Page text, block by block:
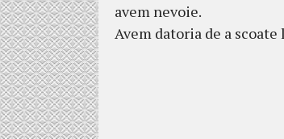
avem nevoie.
Avem datoria de a scoate